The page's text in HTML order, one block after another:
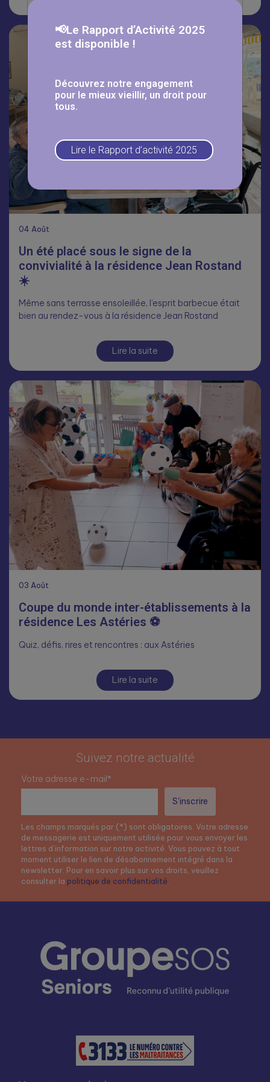
04 Août
Un été placé sous le signe de la
convivialité à la résidence Jean Rostand
☀️
Même sans terrasse ensoleillée, l’esprit barbecue était
bien au rendez-vous à la résidence Jean Rostand
Lire la suite
03 Août
Coupe du monde inter-établissements à la
résidence Les Astéries ⚽
Quiz, défis, rires et rencontres : aux Astéries
Lire la suite
Suivez notre actualité
Votre adresse e-mail*
Les champs marqués par (*) sont obligatoires. Votre adresse
de messagerie est uniquement utilisée pour vous envoyer les
lettres d’information sur notre activité. Vous pouvez à tout
moment utiliser le lien de désabonnement intégré dans la
newsletter. Pour en savoir plus sur vos droits, veuillez
consulter la politique de confidentialité
📢Le Rapport d’Activité 2025
est disponible !
Découvrez notre engagement
pour le mieux vieillir, un droit pour
tous.
Lire le Rapport d’activité 2025